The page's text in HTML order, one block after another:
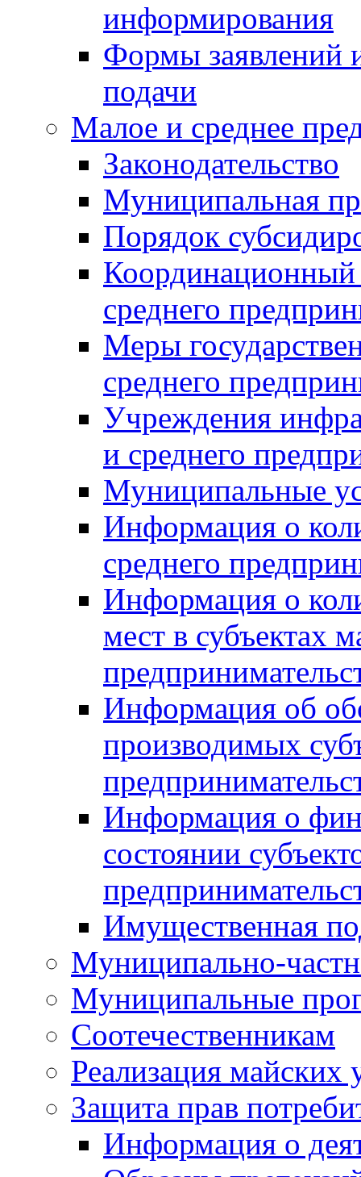
информирования
Формы заявлений
подачи
Малое и среднее
Законодательство
Муниципальная
Порядок
Координационный
среднего
Меры
среднего
Учреждения
и среднего
Муниципальные
Информация о
среднего
Информация о
мест в субъектах
Информация об
производимых
Информация о
состоянии
Имущественная
Муниципально-
Муниципальные
Соотечественникам
Реализация майских
Защита прав
Информация о